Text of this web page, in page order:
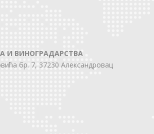
И ВИНОГРАДАРСТВА
бр. 7, 37230 Александровац